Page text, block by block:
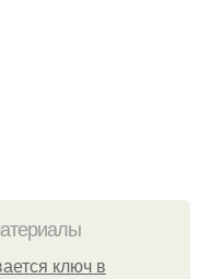
ключ в